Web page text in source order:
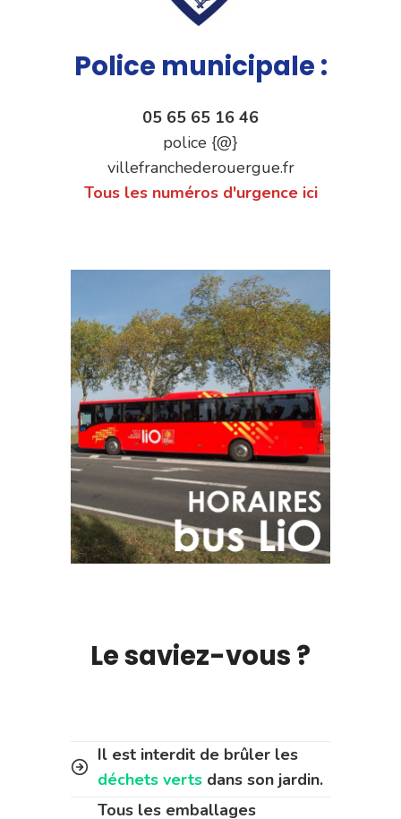
Police municipale :
05 65 65 16 46
police {@}
villefranchederouergue.fr
Tous les numéros d'urgence ici
Le saviez-vous ?
Il est interdit de brûler les
déchets verts dans son jardin.
Tous les emballages